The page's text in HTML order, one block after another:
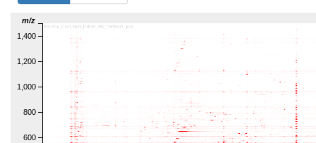
600
800
1,000
1,200
1,400
m/z